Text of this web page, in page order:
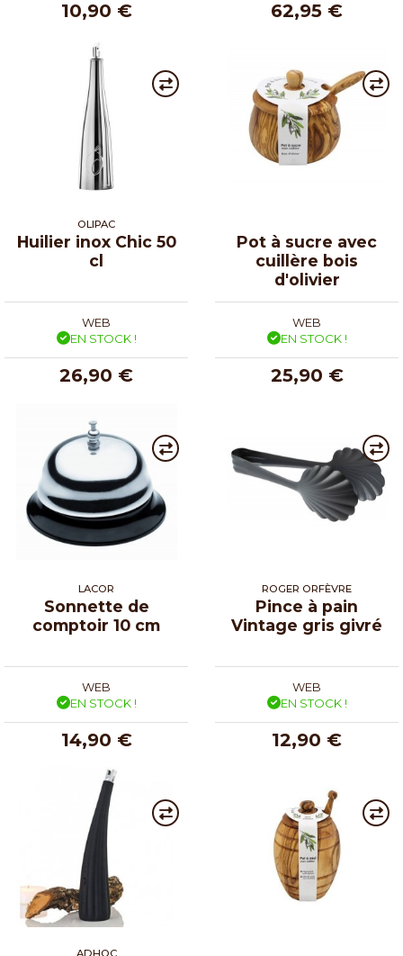
10,90 € 62,95 €
OLIPAC
Huilier inox Chic 50
cl
WEB
EN STOCK !
26,90 €
Pot à sucre avec
cuillère bois
d'olivier
WEB
EN STOCK !
25,90 €
LACOR
Sonnette de
comptoir 10 cm
WEB
EN STOCK !
14,90 €
ROGER ORFÈVRE
Pince à pain
Vintage gris givré
WEB
EN STOCK !
12,90 €
ADHOC